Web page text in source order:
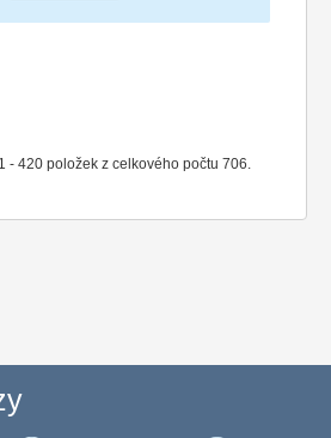
- 420 položek z celkového počtu 706.